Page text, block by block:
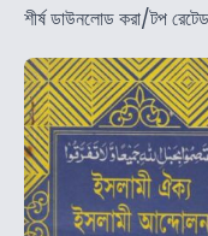
শীর্ষ ডাউনলোড করা/টপ